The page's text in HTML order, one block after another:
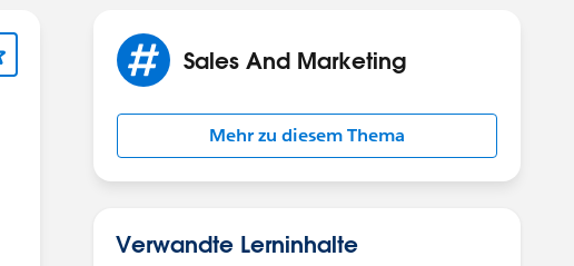
Sales And Marketing
Mehr zu diesem Thema
Verwandte Lerninhalte